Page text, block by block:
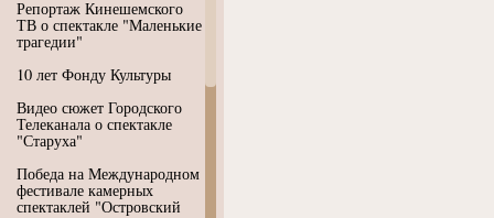
Репортаж Кинешемского
ТВ о спектакле "Маленькие
трагедии"
10 лет Фонду Культуры
Видео сюжет Городского
Телеканала о спектакле
"Старуха"
Победа на Международном
фестивале камерных
спектаклей "Островский